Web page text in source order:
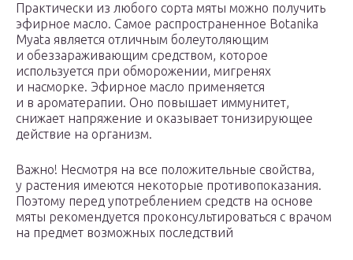
Практически из любого сорта мяты можно получить
эфирное масло. Самое распространенное Botanika
Myata является отличным болеутоляющим
и обеззараживающим средством, которое
используется при обморожении, мигренях
и насморке. Эфирное масло применяется
и в ароматерапии. Оно повышает иммунитет,
снижает напряжение и оказывает тонизирующее
действие на организм.
Важно! Несмотря на все положительные свойства,
у растения имеются некоторые противопоказания.
Поэтому перед употреблением средств на основе
мяты рекомендуется проконсультироваться с врачом
на предмет возможных последствий